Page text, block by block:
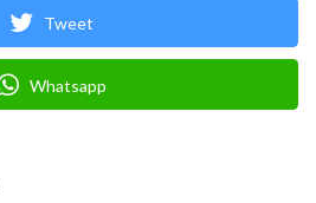
Tweet
Whatsapp